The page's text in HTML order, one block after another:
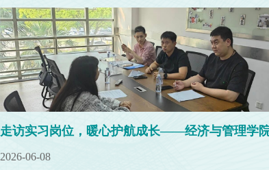
2026-06-08